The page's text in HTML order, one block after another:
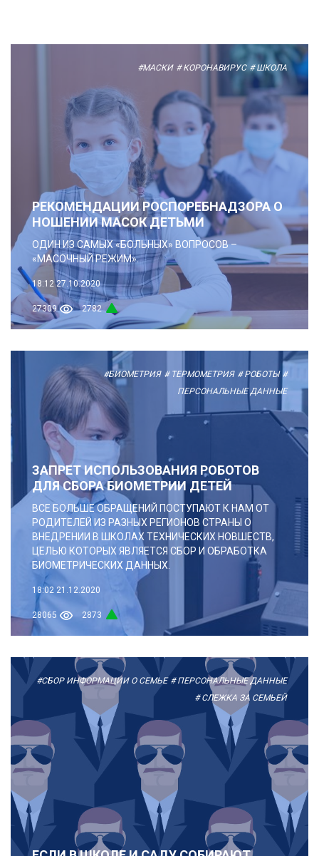
#МАСКИ # КОРОНАВИРУС # ШКОЛА
РЕКОМЕНДАЦИИ РОСПОРЕБНАДЗОРА О
НОШЕНИИ МАСОК ДЕТЬМИ
ОДИН ИЗ САМЫХ «БОЛЬНЫХ» ВОПРОСОВ –
«МАСОЧНЫЙ РЕЖИМ».
18:12 27.10.2020
27309 2782
#БИОМЕТРИЯ # ТЕРМОМЕТРИЯ # РОБОТЫ #
ПЕРСОНАЛЬНЫЕ ДАННЫЕ
ЗАПРЕТ ИСПОЛЬЗОВАНИЯ РОБОТОВ
ДЛЯ СБОРА БИОМЕТРИИ ДЕТЕЙ
ВСЕ БОЛЬШЕ ОБРАЩЕНИЙ ПОСТУПАЮТ К НАМ ОТ
РОДИТЕЛЕЙ ИЗ РАЗНЫХ РЕГИОНОВ СТРАНЫ О
ВНЕДРЕНИИ В ШКОЛАХ ТЕХНИЧЕСКИХ НОВШЕСТВ,
ЦЕЛЬЮ КОТОРЫХ ЯВЛЯЕТСЯ СБОР И ОБРАБОТКА
БИОМЕТРИЧЕСКИХ ДАННЫХ.
18:02 21.12.2020
28065 2873
#СБОР ИНФОРМАЦИИ О СЕМЬЕ # ПЕРСОНАЛЬНЫЕ ДАННЫЕ
# СЛЕЖКА ЗА СЕМЬЕЙ